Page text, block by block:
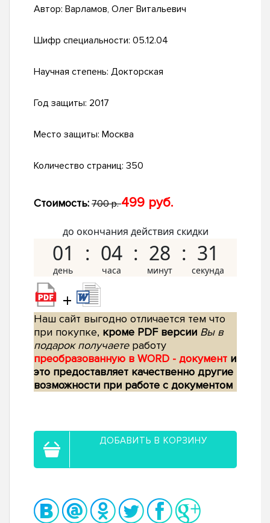
Автор: Варламов, Олег Витальевич
Шифр специальности: 05.12.04
Научная степень: Докторская
Год защиты: 2017
Место защиты: Москва
Количество страниц: 350
Стоимость: 700 р.499 руб.
до окончания действия скидки
01 04 28 30
+
Наш сайт выгодно отличается тем что
при покупке, кроме PDF версии Вы в
подарок получаетеработу
преобразованную в WORD - документ и
это предоставляет качественно другие
возможности при работе с документом
ДОБАВИТЬ В КОРЗИНУ